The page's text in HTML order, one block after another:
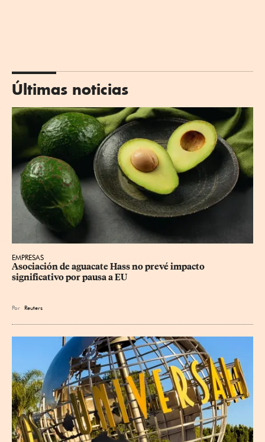
Últimas noticias
EMPRESAS
Asociación de aguacate Hass no prevé impacto
significativo por pausa a EU
Por Reuters